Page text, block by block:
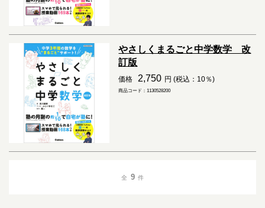
やさしくまるごと中学数学 改
訂版
価格 2,750 円 (税込：10％)
商品コード：1130528200
全 9 件